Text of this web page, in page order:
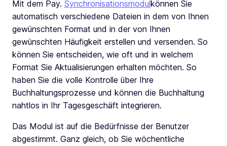
Mit dem Pay. Synchronisationsmodulkönnen Sie
automatisch verschiedene Dateien in dem von Ihnen
gewünschten Format und in der von Ihnen
gewünschten Häufigkeit erstellen und versenden. So
können Sie entscheiden, wie oft und in welchem
Format Sie Aktualisierungen erhalten möchten. So
haben Sie die volle Kontrolle über Ihre
Buchhaltungsprozesse und können die Buchhaltung
nahtlos in Ihr Tagesgeschäft integrieren.
Das Modul ist auf die Bedürfnisse der Benutzer
abgestimmt. Ganz gleich, ob Sie wöchentliche